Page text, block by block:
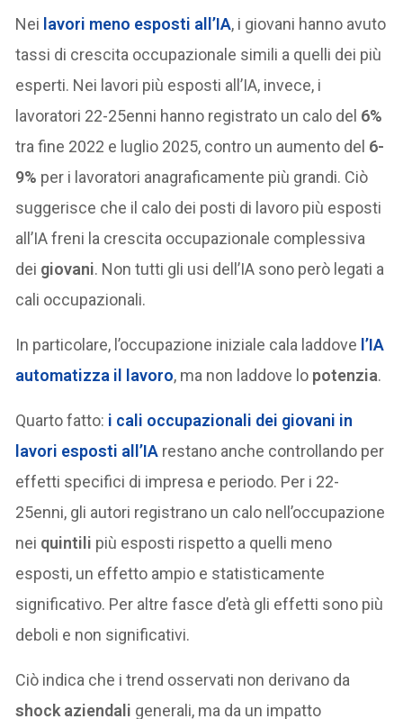
Nei lavori meno esposti all’IA, i giovani hanno avuto
tassi di crescita occupazionale simili a quelli dei più
esperti. Nei lavori più esposti all’IA, invece, i
lavoratori 22-25enni hanno registrato un calo del 6%
tra fine 2022 e luglio 2025, contro un aumento del 6-
9% per i lavoratori anagraficamente più grandi. Ciò
suggerisce che il calo dei posti di lavoro più esposti
all’IA freni la crescita occupazionale complessiva
dei giovani. Non tutti gli usi dell’IA sono però legati a
cali occupazionali.
In particolare, l’occupazione iniziale cala laddove l’IA
automatizza il lavoro, ma non laddove lo potenzia.
Quarto fatto: i cali occupazionali dei giovani in
lavori esposti all’IA restano anche controllando per
effetti specifici di impresa e periodo. Per i 22-
25enni, gli autori registrano un calo nell’occupazione
nei quintili più esposti rispetto a quelli meno
esposti, un effetto ampio e statisticamente
significativo. Per altre fasce d’età gli effetti sono più
deboli e non significativi.
Ciò indica che i trend osservati non derivano da
shock aziendali generali, ma da un impatto